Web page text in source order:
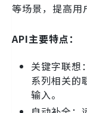
等场景，提高用
API主要特点：
关键字联想
系列相关的
输入。